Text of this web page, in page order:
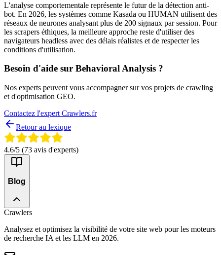
L'analyse comportementale représente le futur de la détection anti-
bot. En 2026, les systèmes comme Kasada ou HUMAN utilisent des
réseaux de neurones analysant plus de 200 signaux par session. Pour
les scrapers éthiques, la meilleure approche reste d'utiliser des
navigateurs headless avec des délais réalistes et de respecter les
conditions d'utilisation.
Besoin d'aide sur Behavioral Analysis ?
Nos experts peuvent vous accompagner sur vos projets de crawling
et d'optimisation GEO.
Contactez l'expert Crawlers.fr
Retour au lexique
4.6/5 (73 avis d'experts)
Blog
Crawlers
Analysez et optimisez la visibilité de votre site web pour les moteurs
de recherche IA et les LLM en 2026.